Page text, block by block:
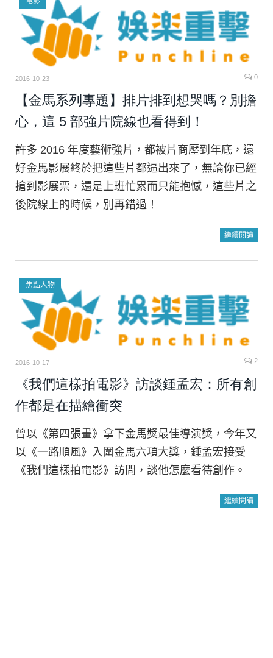
2016-10-23 0
【金馬系列專題】排片排到想哭嗎？別擔
心，這 5 部強片院線也看得到！
許多 2016 年度藝術強片，都被片商壓到年底，還
好金馬影展終於把這些片都逼出來了，無論你已經
搶到影展票，還是上班忙累而只能抱憾，這些片之
後院線上的時候，別再錯過！
繼續閱讀
焦點人物
2016-10-17 2
《我們這樣拍電影》訪談鍾孟宏：所有創
作都是在描繪衝突
曾以《第四張畫》拿下金馬獎最佳導演獎，今年又
以《一路順風》入圍金馬六項大獎，鍾孟宏接受
《我們這樣拍電影》訪問，談他怎麼看待創作。
繼續閱讀